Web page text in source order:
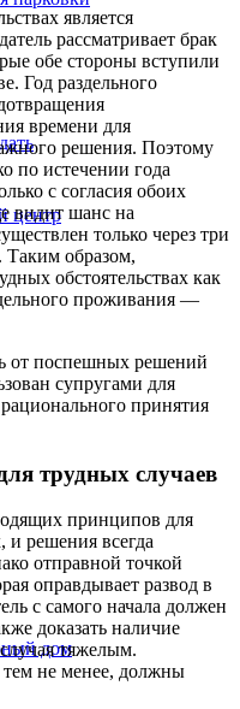
центр
дом
является
рассматривает брак
обе стороны вступили
Год раздельного
времени для
решения. Поэтому
по истечении года
с согласия обоих
видит шанс на
только через три
Таким образом,
обстоятельствах как
проживания —
от поспешных решений
супругами для
принятия
трудных случаев
принципов для
и решения всегда
отправной точкой
оправдывает развод в
с самого начала должен
доказать наличие
тяжелым.
не менее, должны